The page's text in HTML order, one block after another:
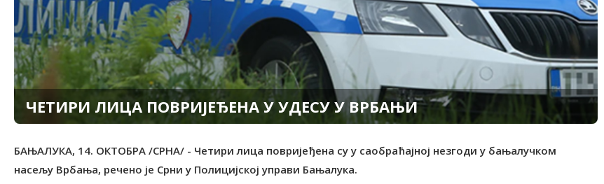
ЧЕTИРИ ЛИЦА ПОВРИЈЕЂЕНА У УДЕСУ У ВРБАЊИ
БАЊАЛУКА, 14. ОКTОБРА /СРНА/ - Четири лица повријеђена су у саобраћајној незгоди у бањалучком
насељу Врбања, речено је Срни у Полицијској управи Бањалука.